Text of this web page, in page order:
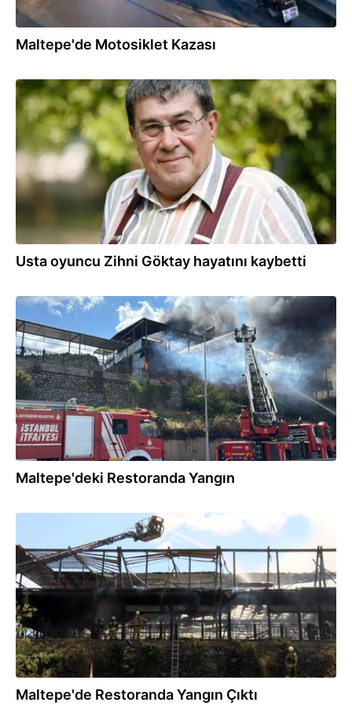
Maltepe'de Motosiklet Kazası
06.07.2026
Usta oyuncu Zihni Göktay hayatını kaybetti
05.07.2026
Maltepe'deki Restoranda Yangın
Maltepe'de Restoranda Yangın Çıktı